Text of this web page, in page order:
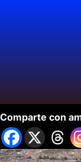
Comparte con